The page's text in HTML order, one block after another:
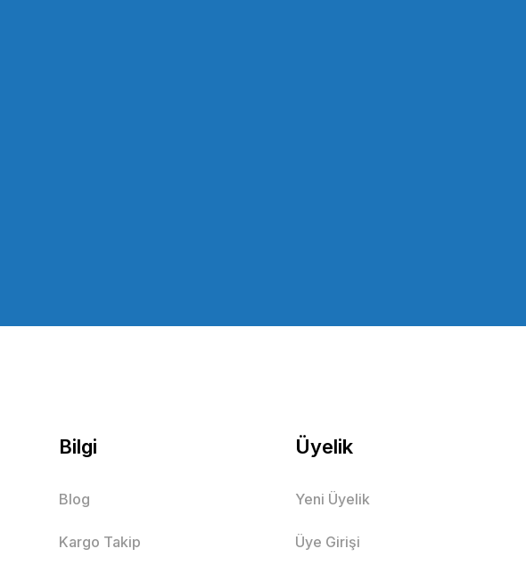
Bilgi
Blog
Kargo Takip
Üyelik
Yeni Üyelik
Üye Girişi